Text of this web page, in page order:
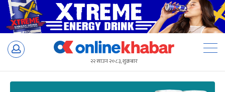
Skip
२२ साउन २०८३, शुक्रबार